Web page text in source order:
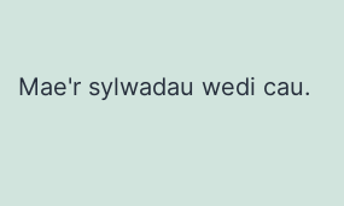
Mae'r sylwadau wedi cau.